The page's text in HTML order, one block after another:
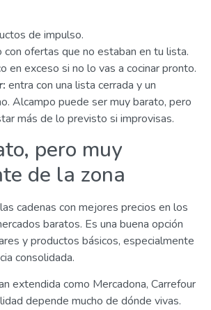
de impulso.
con ofertas que no estaban en tu lista.
en exceso si no lo vas a cocinar pronto.
entra con una lista cerrada y un
Alcampo puede ser muy barato, pero
más de lo previsto si improvisas.
pero muy
de la zona
cadenas con mejores precios en los
baratos. Es una buena opción
y productos básicos, especialmente
consolidada.
extendida como Mercadona, Carrefour
depende mucho de dónde vivas.